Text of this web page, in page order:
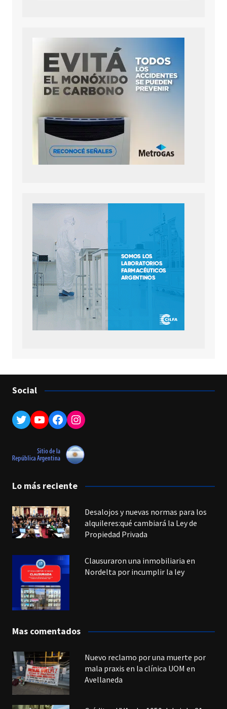
Social
Twitter
YouTube
Facebook
Instagram
Lo más reciente
Desalojos y nuevas normas para los
alquileres:qué cambiará la Ley de
Propiedad Privada
Clausuraron una inmobiliaria en
Nordelta por incumplir la ley
Mas comentados
Nuevo reclamo por una muerte por
mala praxis en la clínica UOM en
Avellaneda